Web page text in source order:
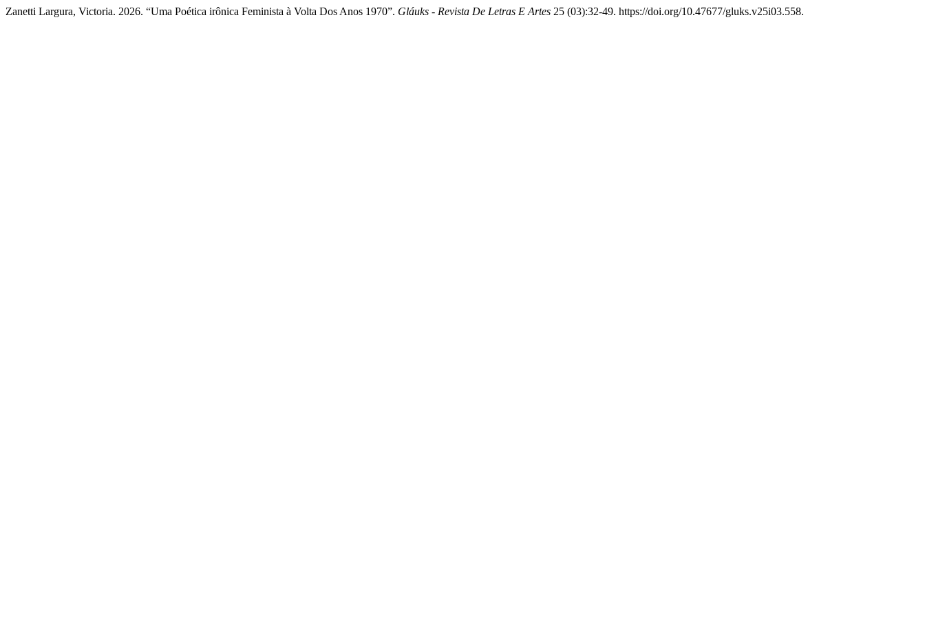
Zanetti Largura, Victoria. 2026. “Uma Poética irônica Feminista à Volta Dos Anos 1970”. Gláuks - Revista De Letras E Artes 25 (03):32-49. https://doi.org/10.47677/gluks.v25i03.558.